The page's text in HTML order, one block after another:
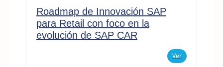
Roadmap de Innovación SAP
para Retail con foco en la
evolución de SAP CAR
Ver